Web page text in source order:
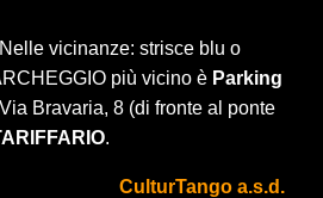
Nelle vicinanze: strisce blu o
più vicino è Parking
Bravaria, 8 (di fronte al ponte
.
CulturTango a.s.d.